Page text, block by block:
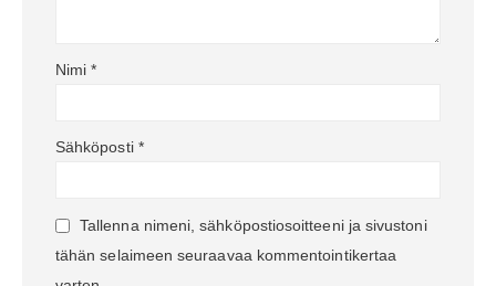
Nimi*
Sähköposti *
Tallenna nimeni, sähköpostiosoitteeni ja sivustoni
tähän selaimeen seuraavaa kommentointikertaa